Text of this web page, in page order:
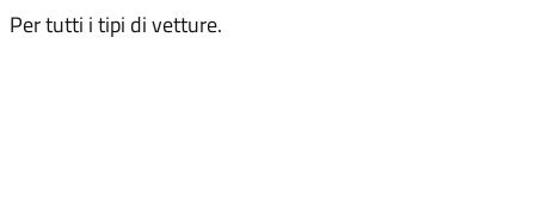
Per tutti i tipi di vetture.